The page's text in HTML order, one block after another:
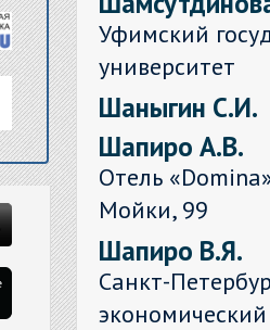
Уфимский
университет
Шаныгин С.И.
Шапиро А.В.
Отель
Мойки, 99
Шапиро В.Я.
Санкт-